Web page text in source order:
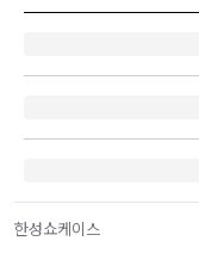
한성쇼케이스